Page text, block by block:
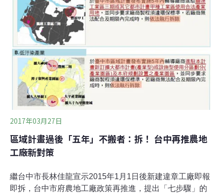
《國土計畫法》上路後，繼續做區域計畫的地方政府僅有
新北市與台中市，因此在政策環評和區委會審議程序中，
審查委員不時肯定中市府勇於接受挑戰，也認為這個經驗
將來可轉換做為國土計畫，這兩市的進度將會領先其他縣
市。台中市府在區域計畫中提出，將以神岡、大里樹王、
十九甲與塗城等三處的擴大都市計畫，來納入方圓5公里
內列管未登記工廠。目前神岡有列管未登記工廠43家、全
部未登記工廠約300家；大里樹王有列管未登記工
2017年03月27日
區域計畫過後「五年」不搬者：拆！ 台中再推農地
工廠新對策
繼台中市長林佳龍宣示2015年1月1日後新建違章工廠即報
即拆，台中市府農地工廠政策再推進，提出「七步驟」的